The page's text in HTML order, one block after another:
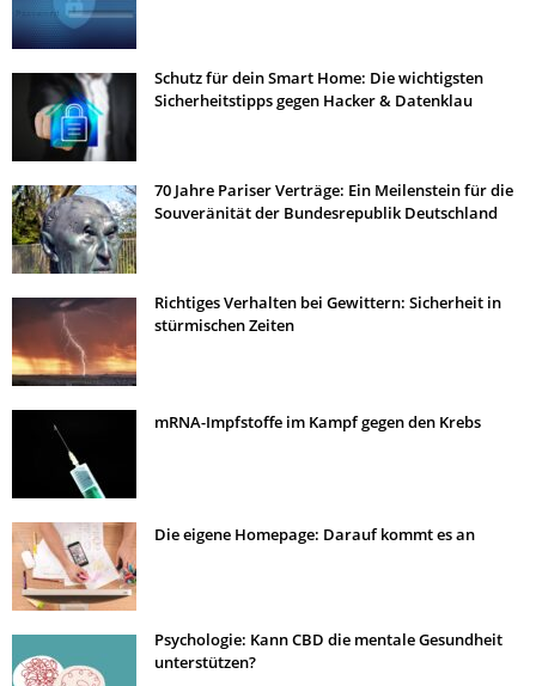
Schutz für dein Smart Home: Die wichtigsten
Sicherheitstipps gegen Hacker & Datenklau
70 Jahre Pariser Verträge: Ein Meilenstein für die
Souveränität der Bundesrepublik Deutschland
Richtiges Verhalten bei Gewittern: Sicherheit in
stürmischen Zeiten
mRNA-Impfstoffe im Kampf gegen den Krebs
Die eigene Homepage: Darauf kommt es an
Psychologie: Kann CBD die mentale Gesundheit
unterstützen?